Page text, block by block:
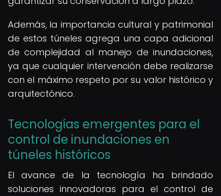
Además, la importancia cultural y patrimonial
de estos túneles agrega una capa adicional
de complejidad al manejo de inundaciones,
ya que cualquier intervención debe realizarse
con el máximo respeto por su valor histórico y
arquitectónico.
Tecnologías emergentes para el
control de inundaciones en
túneles históricos
El avance de la tecnología ha brindado
soluciones innovadoras para el control de